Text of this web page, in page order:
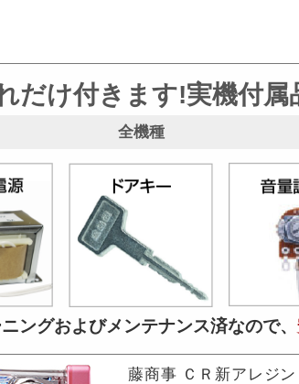
だけ付きます!実機付属
全機種
ングおよびメンテナンス済なので、
藤商事 ＣＲ新アレジ